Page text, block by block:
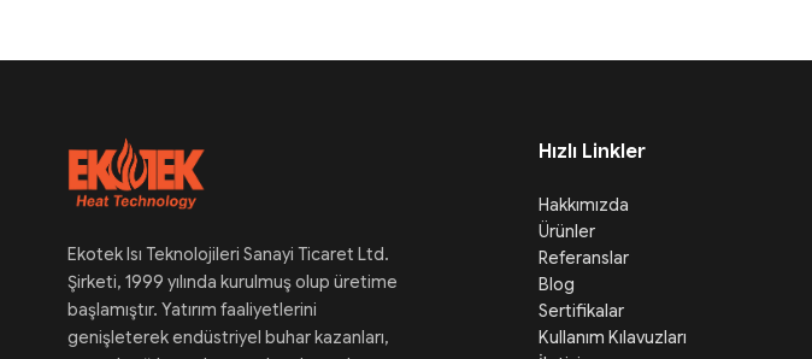
Ekotek Isı Teknolojileri Sanayi Ticaret Ltd.
Şirketi, 1999 yılında kurulmuş olup üretime
başlamıştır. Yatırım faaliyetlerini
genişleterek endüstriyel buhar kazanları,
Hızlı Linkler
Hakkımızda
Ürünler
Referanslar
Blog
Sertifikalar
Kullanım Kılavuzları